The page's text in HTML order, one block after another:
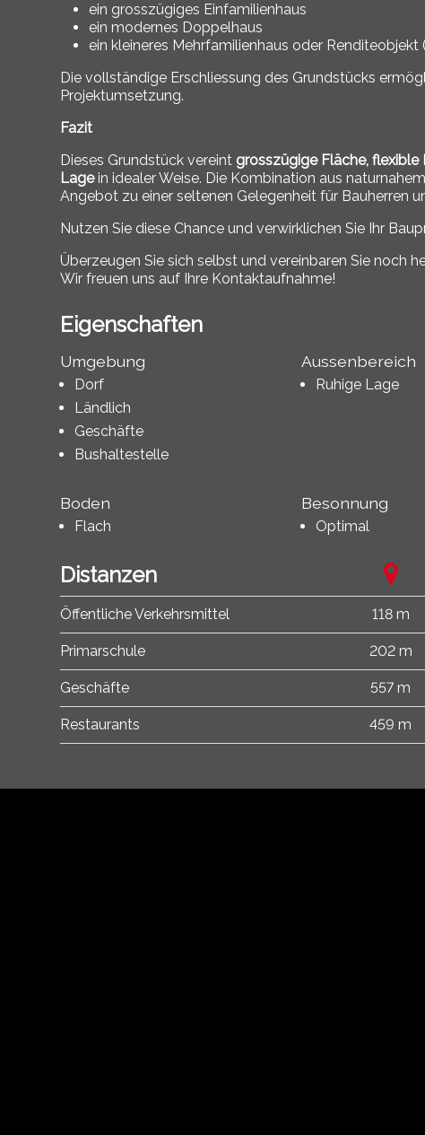
ein grosszügiges Einfamilienhaus
ein modernes Doppelhaus
ein kleineres Mehrfamilienhaus oder
Die vollständige Erschliessung des Grundstücks
Projektumsetzung.
Fazit
Dieses Grundstück vereint grosszügige Fläche,
Lagein idealer Weise. Die Kombination aus
Angebot zu einer seltenen Gelegenheit für Bauherren
Nutzen Sie diese Chance und verwirklichen Sie Ihr
Überzeugen Sie sich selbst und vereinbaren Sie noch
Wir freuen uns auf Ihre Kontaktaufnahme!
Eigenschaften
Umgebung
Dorf
Ländlich
Geschäfte
Bushaltestelle
Aussenbereich
Ruhige Lage
Boden
Flach
Besonnung
Optimal
Distanzen
Öffentliche Verkehrsmittel 118 m
Primarschule 202 m
Geschäfte 557 m
Restaurants 459 m